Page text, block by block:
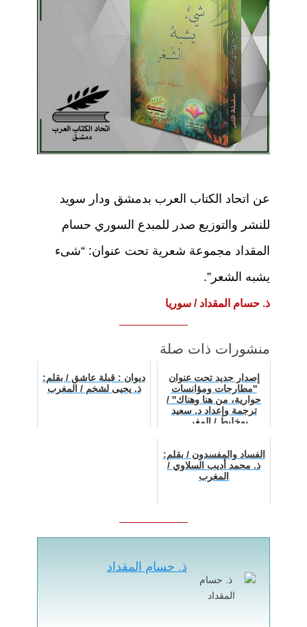
o
k
p
عن اتحاد الكتاب العرب بدمشق ودار سويد
للنشر والتوزيع صدر للمبدع السوري حسام
المقداد مجموعة شعرية تحت عنوان: “شىء
يشبه الشعر”.
ذ. حسام المقداد / سوريا
منشورات ذات صلة
إصدار جديد تحت عنوان
''مطارحات ومؤانسات
حوارية، من هنا وهناك'' /
ترجمة وإعداد د. سعيد
بوخليط / المغر…
ديوان : قبلة عاشق / بقلم:
ذ. يحيى لشخم / المغرب
الفساد والمفسدون / بقلم:
ذ. محمد أديب السلاوي /
المغرب
ذ. حسام المقداد